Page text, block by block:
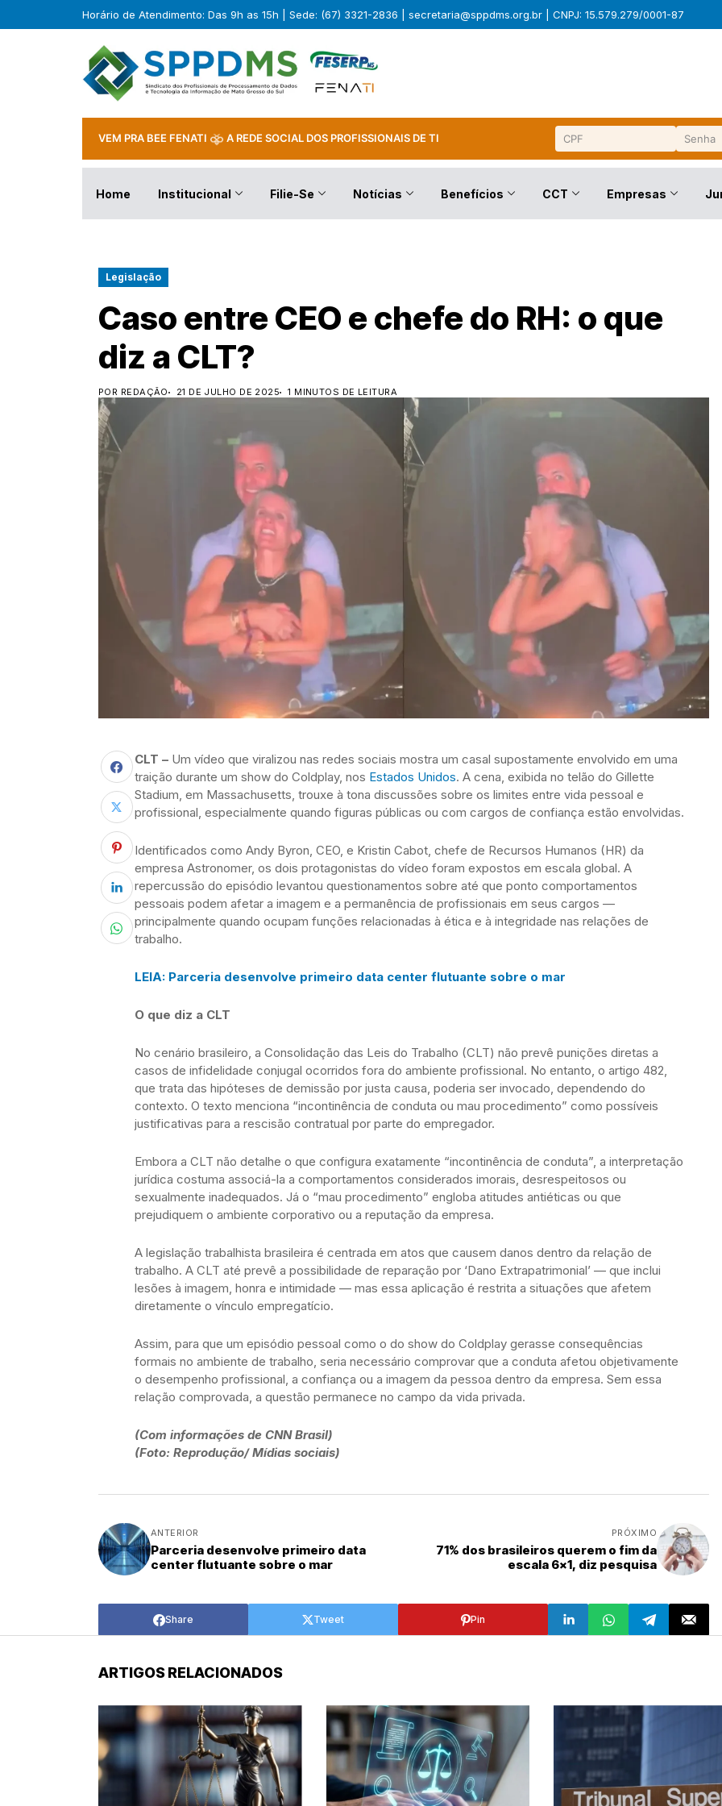
Horário de Atendimento: Das 9h as 15h | Sede: (67) 3321-2836 | secretaria@sppdms.org.br | CNPJ: 15.579.279/0001-87
VEM PRA BEE FENATI A REDE SOCIAL DOS PROFISSIONAIS DE TI
Home Institucional Filie-Se Notícias Benefícios CCT Empresas
Legislação
Caso entre CEO e chefe do RH: o que
diz a CLT?
POR REDAÇÃO 21 DE JULHO DE 2025 1 MINUTOS DE LEITURA
CLT – Um vídeo que viralizou nas redes sociais mostra um casal supostamente envolvido em uma
traição durante um show do Coldplay, nos Estados Unidos. A cena, exibida no telão do Gillette
Stadium, em Massachusetts, trouxe à tona discussões sobre os limites entre vida pessoal e
profissional, especialmente quando figuras públicas ou com cargos de confiança estão envolvidas.
Identificados como Andy Byron, CEO, e Kristin Cabot, chefe de Recursos Humanos (HR) da
empresa Astronomer, os dois protagonistas do vídeo foram expostos em escala global. A
repercussão do episódio levantou questionamentos sobre até que ponto comportamentos
pessoais podem afetar a imagem e a permanência de profissionais em seus cargos —
principalmente quando ocupam funções relacionadas à ética e à integridade nas relações de
trabalho.
LEIA: Parceria desenvolve primeiro data center flutuante sobre o mar
O que diz a CLT
No cenário brasileiro, a Consolidação das Leis do Trabalho (CLT) não prevê punições diretas a
casos de infidelidade conjugal ocorridos fora do ambiente profissional. No entanto, o artigo 482,
que trata das hipóteses de demissão por justa causa, poderia ser invocado, dependendo do
contexto. O texto menciona “incontinência de conduta ou mau procedimento” como possíveis
justificativas para a rescisão contratual por parte do empregador.
Embora a CLT não detalhe o que configura exatamente “incontinência de conduta”, a interpretação
jurídica costuma associá-la a comportamentos considerados imorais, desrespeitosos ou
sexualmente inadequados. Já o “mau procedimento” engloba atitudes antiéticas ou que
prejudiquem o ambiente corporativo ou a reputação da empresa.
A legislação trabalhista brasileira é centrada em atos que causem danos dentro da relação de
trabalho. A CLT até prevê a possibilidade de reparação por ‘Dano Extrapatrimonial’ — que inclui
lesões à imagem, honra e intimidade — mas essa aplicação é restrita a situações que afetem
diretamente o vínculo empregatício.
Assim, para que um episódio pessoal como o do show do Coldplay gerasse consequências
formais no ambiente de trabalho, seria necessário comprovar que a conduta afetou objetivamente
o desempenho profissional, a confiança ou a imagem da pessoa dentro da empresa. Sem essa
relação comprovada, a questão permanece no campo da vida privada.
(Com informações de CNN Brasil)
(Foto: Reprodução/ Mídias sociais)
ANTERIOR
Parceria desenvolve primeiro data
center flutuante sobre o mar
PRÓXIMO
71% dos brasileiros querem o fim da
escala 6x1, diz pesquisa
Share Tweet Pin
ARTIGOS RELACIONADOS